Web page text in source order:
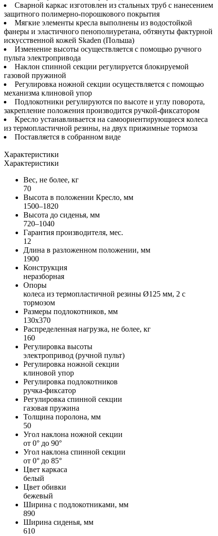
Сварной каркас изготовлен из стальных труб с нанесением
защитного полимерно-порошкового покрытия
Мягкие элементы кресла выполнены из водостойкой
фанеры и эластичного пенополиуретана, обтянуты фактурной
искусственной кожей Skaden (Польша)
Изменение высоты осуществляется с помощью ручного
пульта электропривода
Наклон спинной секции регулируется блокируемой
газовой пружиной
Регулировка ножной секции осуществляется с помощью
механизма клиновой упор
Подлокотники регулируются по высоте и углу поворота,
закрепление положения производится ручкой-фиксатором
Кресло устанавливается на самоориентирующиеся колеса
из термопластичной резины, на двух прижимные тормоза
Поставляется в собранном виде
Характеристики
Характеристики
Вес, не более, кг
70
Высота в положении Кресло, мм
1500–1820
Высота до сиденья, мм
720–1040
Гарантия производителя, мес.
12
Длина в разложенном положении, мм
1900
Конструкция
неразборная
Опоры
колеса из термопластичной резины Ø125 мм, 2 с
тормозом
Размеры подлокотников, мм
130х370
Распределенная нагрузка, не более, кг
160
Регулировка высоты
электропривод (ручной пульт)
Регулировка ножной секции
клиновой упор
Регулировка подлокотников
ручка-фиксатор
Регулировка спинной секции
газовая пружина
Толщина поролона, мм
50
Угол наклона ножной секции
от 0° до 90°
Угол наклона спинной секции
от 0° до 85°
Цвет каркаса
белый
Цвет обивки
бежевый
Ширина с подлокотниками, мм
890
Ширина сиденья, мм
610